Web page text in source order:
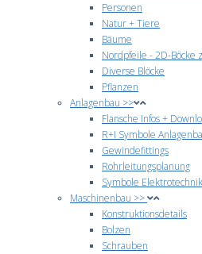
Personen
Natur + Tiere
Bäume
Nordpfeile - 2D-Böcke
Diverse Blöcke
Pflanzen
Anlagenbau >>
Flansche Infos +
R+I Symbole
Gewindefittings
Rohrleitungsplanung
Symbole Elektrotechnik
Maschinenbau >>
Konstruktionsdetails
Bolzen
Schrauben